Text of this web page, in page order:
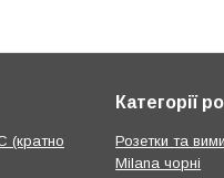
(кратно
Категорії
Розетки та
Milana чорні